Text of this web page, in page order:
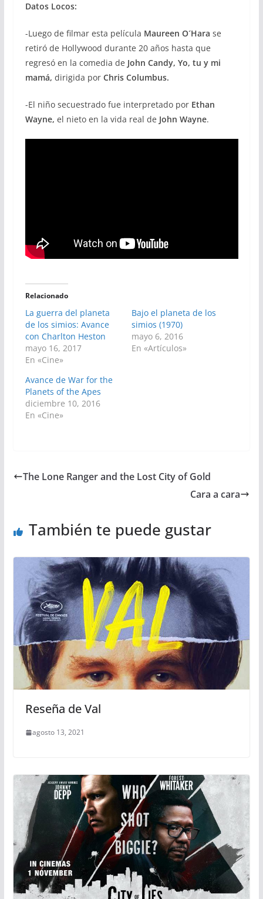
Datos Locos:
-Luego de filmar esta película Maureen O´Hara se
retiró de Hollywood durante 20 años hasta que
regresó en la comedia de John Candy, Yo, tu y mi
mamá, dirigida por Chris Columbus.
-El niño secuestrado fue interpretado por Ethan
Wayne, el nieto en la vida real de John Wayne.
Relacionado
La guerra del planeta
de los simios: Avance
con Charlton Heston
mayo 16, 2017
En «Cine»
Bajo el planeta de los
simios (1970)
mayo 6, 2016
En «Artículos»
Avance de War for the
Planets of the Apes
diciembre 10, 2016
En «Cine»
The Lone Ranger and the Lost City of Gold
Cara a cara
También te puede gustar
Reseña de Val
agosto 13, 2021